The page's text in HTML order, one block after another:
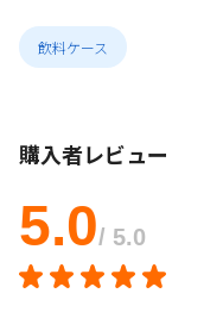
飲料ケース
購入者レビュー
5.0/ 5.0